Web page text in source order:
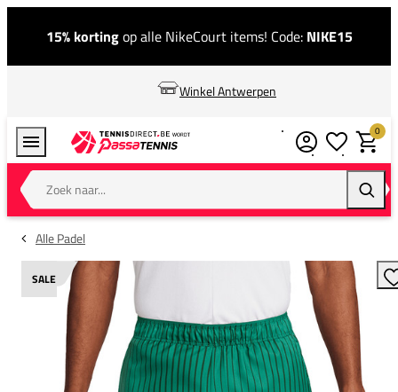
15% kortingop alle NikeCourt items! Code: NIKE15
Winkel Antwerpen
Zoek naar...
0
Alle Padel
SALE